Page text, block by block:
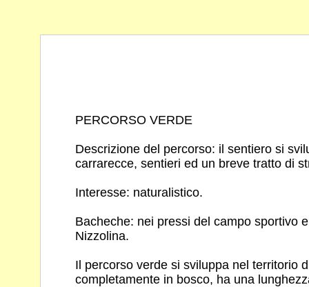
PERCORSO VERDE
Descrizione del percorso: il sentiero si
carrarecce, sentieri ed un breve tratto di
Interesse: naturalistico.
Bacheche: nei pressi del campo sportivo
Nizzolina.
Il percorso verde si sviluppa nel territorio
completamente in bosco, ha una